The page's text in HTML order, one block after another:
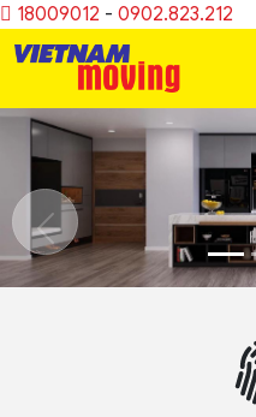
18009012 - 0902.823.212
Previous